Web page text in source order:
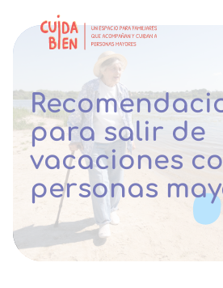
para salir de
vacaciones
personas